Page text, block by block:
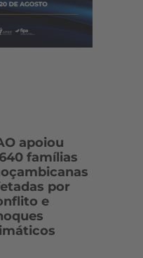
apoiou
famílias
por
e